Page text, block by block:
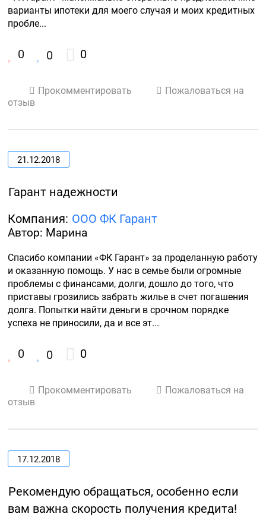
варианты ипотеки для моего случая и моих кредитных
пробле...
0 0 0
Прокомментировать
Пожаловаться на
отзыв
21.12.2018
Гарант надежности
Компания: ООО ФК Гарант
Автор: Марина
Спасибо компании «ФК Гарант» за проделанную работу
и оказанную помощь. У нас в семье были огромные
проблемы с финансами, долги, дошло до того, что
приставы грозились забрать жилье в счет погашения
долга. Попытки найти деньги в срочном порядке
успеха не приносили, да и все эт...
0 0 0
Прокомментировать
Пожаловаться на
отзыв
17.12.2018
Рекомендую обращаться, особенно если
вам важна скорость получения кредита!